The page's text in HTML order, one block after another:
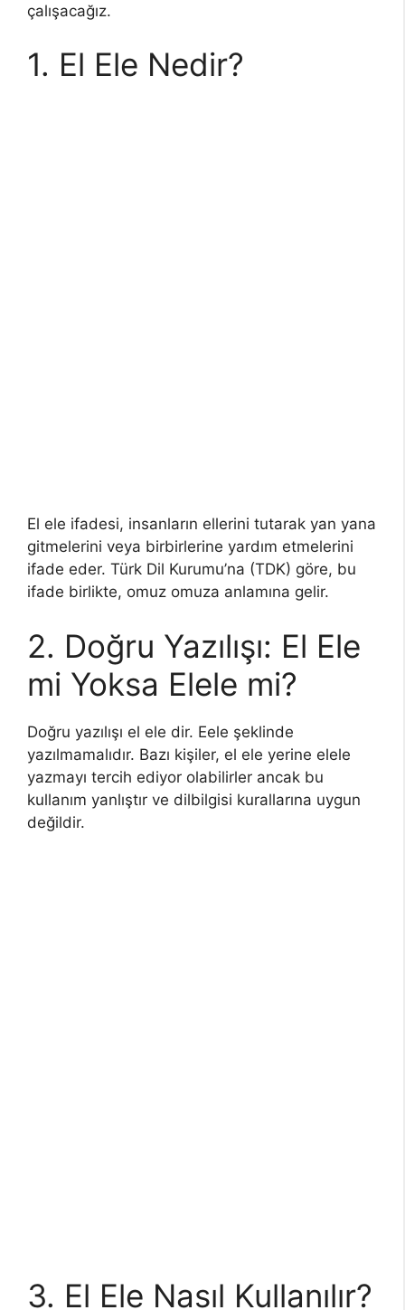
çalışacağız.
1. El Ele Nedir?
El ele ifadesi, insanların ellerini tutarak yan yana
gitmelerini veya birbirlerine yardım etmelerini
ifade eder. Türk Dil Kurumu’na (TDK) göre, bu
ifade birlikte, omuz omuza anlamına gelir.
2. Doğru Yazılışı: El Ele
mi Yoksa Elele mi?
Doğru yazılışı el ele dir. Eele şeklinde
yazılmamalıdır. Bazı kişiler, el ele yerine elele
yazmayı tercih ediyor olabilirler ancak bu
kullanım yanlıştır ve dilbilgisi kurallarına uygun
değildir.
3. El Ele Nasıl Kullanılır?